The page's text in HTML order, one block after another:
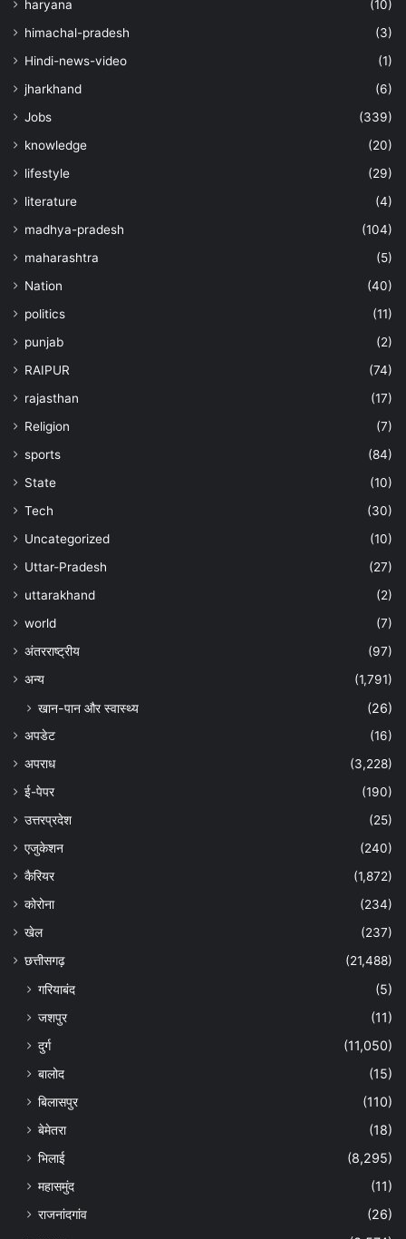
haryana
(10)
himachal-pradesh
(3)
Hindi-news-video
(1)
jharkhand
(6)
Jobs
(339)
knowledge
(20)
lifestyle
(29)
literature
(4)
madhya-pradesh
(104)
maharashtra
(5)
Nation
(40)
politics
(11)
punjab
(2)
RAIPUR
(74)
rajasthan
(17)
Religion
(7)
sports
(84)
State
(10)
Tech
(30)
Uncategorized
(10)
Uttar-Pradesh
(27)
uttarakhand
(2)
world
(7)
अंतरराष्ट्रीय
(97)
अन्‍य
(1,791)
खान-पान और स्वास्थ्य (26)
अपडेट
(16)
अपराध
(3,228)
ई-पेपर
(190)
उत्तरप्रदेश
(25)
एजुकेशन
(240)
कैरियर
(1,872)
कोरोना
(234)
खेल
(237)
छत्तीसगढ़
(21,488)
गरियाबंद
(5)
जशपुर
(11)
दुर्ग
(11,050)
बालोद
(15)
बिलासपुर
(110)
बेमेतरा
(18)
भिलाई
(8,295)
महासमुंद
(11)
राजनांदगांव
(26)